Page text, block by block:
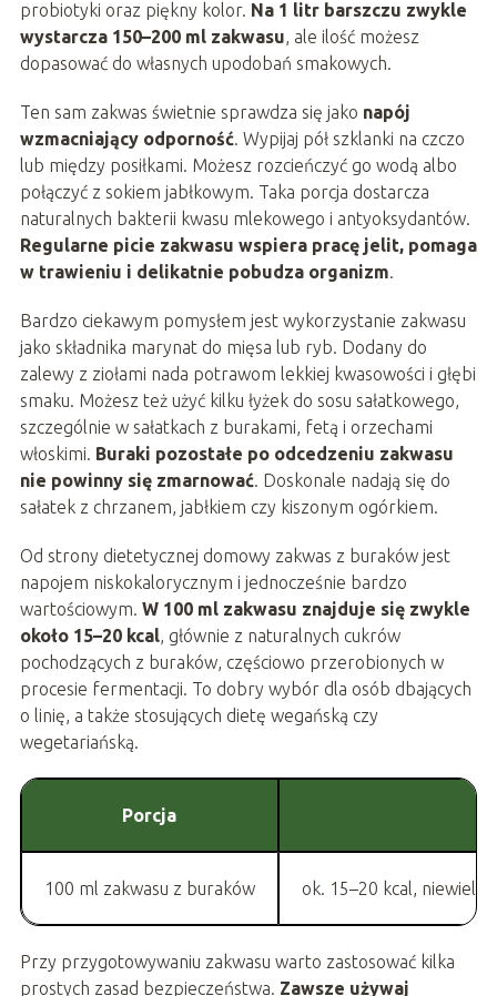
probiotyki oraz piękny kolor. Na 1 litr barszczu zwykle
wystarcza 150–200 ml zakwasu, ale ilość możesz
dopasować do własnych upodobań smakowych.
Ten sam zakwas świetnie sprawdza się jako napój
wzmacniający odporność. Wypijaj pół szklanki na czczo
lub między posiłkami. Możesz rozcieńczyć go wodą albo
połączyć z sokiem jabłkowym. Taka porcja dostarcza
naturalnych bakterii kwasu mlekowego i antyoksydantów.
Regularne picie zakwasu wspiera pracę jelit, pomaga
w trawieniu i delikatnie pobudza organizm.
Bardzo ciekawym pomysłem jest wykorzystanie zakwasu
jako składnika marynat do mięsa lub ryb. Dodany do
zalewy z ziołami nada potrawom lekkiej kwasowości i głębi
smaku. Możesz też użyć kilku łyżek do sosu sałatkowego,
szczególnie w sałatkach z burakami, fetą i orzechami
włoskimi. Buraki pozostałe po odcedzeniu zakwasu
nie powinny się zmarnować. Doskonale nadają się do
sałatek z chrzanem, jabłkiem czy kiszonym ogórkiem.
Od strony dietetycznej domowy zakwas z buraków jest
napojem niskokalorycznym i jednocześnie bardzo
wartościowym. W 100 ml zakwasu znajduje się zwykle
około 15–20 kcal, głównie z naturalnych cukrów
pochodzących z buraków, częściowo przerobionych w
procesie fermentacji. To dobry wybór dla osób dbających
o linię, a także stosujących dietę wegańską czy
wegetariańską.
Porcja
100 ml zakwasu z buraków ok. 15–20 kcal,
Przy przygotowywaniu zakwasu warto zastosować kilka
prostych zasad bezpieczeństwa. Zawsze używaj